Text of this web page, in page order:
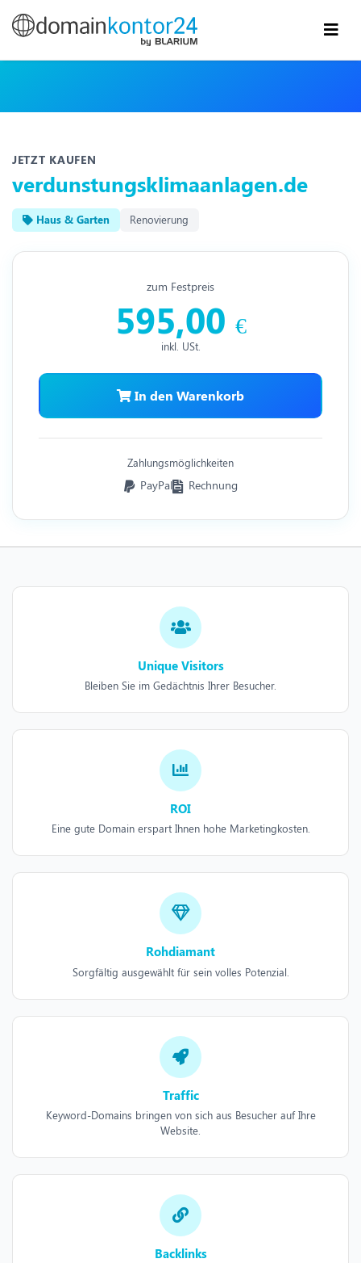
JETZT KAUFEN
verdunstungsklimaanlagen.de
Haus & Garten Renovierung
zum Festpreis
595,00 €
inkl. USt.
In den Warenkorb
Zahlungsmöglichkeiten
PayPal Rechnung
Unique Visitors
Bleiben Sie im Gedächtnis Ihrer Besucher.
ROI
Eine gute Domain erspart Ihnen hohe Marketingkosten.
Rohdiamant
Sorgfältig ausgewählt für sein volles Potenzial.
Traffic
Keyword-Domains bringen von sich aus Besucher auf Ihre
Website.
Backlinks